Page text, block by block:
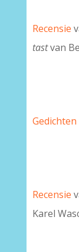
Recensie
tastvan
Gedichten
Recensie
Karel